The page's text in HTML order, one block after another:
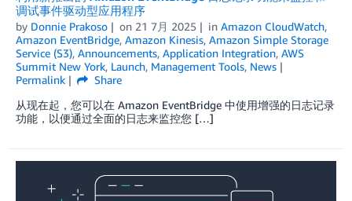
调试事件驱动型应用程序
by Donnie Prakoso on 21 7月 2025 in Amazon CloudWatch,
Amazon EventBridge, Amazon Kinesis, Amazon Simple Storage
Service (S3), Announcements, Application Integration, AWS
Summit New York, Launch, Management Tools, News
Permalink
Share
从现在起，您可以在 Amazon EventBridge 中使用增强的日志记录
功能，以便通过全面的日志来监控您 […]